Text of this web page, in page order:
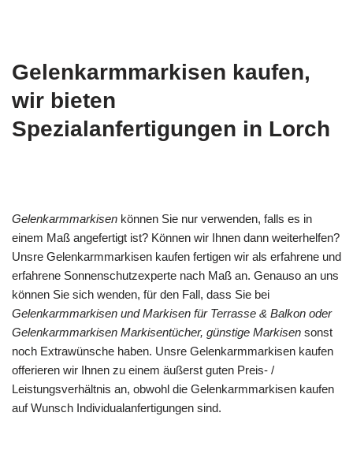
Gelenkarmmarkisen kaufen,
wir bieten
Spezialanfertigungen in Lorch
Gelenkarmmarkisen können Sie nur verwenden, falls es in
einem Maß angefertigt ist? Können wir Ihnen dann weiterhelfen?
Unsre Gelenkarmmarkisen kaufen fertigen wir als erfahrene und
erfahrene Sonnenschutzexperte nach Maß an. Genauso an uns
können Sie sich wenden, für den Fall, dass Sie bei
Gelenkarmmarkisen und Markisen für Terrasse & Balkon oder
Gelenkarmmarkisen Markisentücher, günstige Markisen sonst
noch Extrawünsche haben. Unsre Gelenkarmmarkisen kaufen
offerieren wir Ihnen zu einem äußerst guten Preis- /
Leistungsverhältnis an, obwohl die Gelenkarmmarkisen kaufen
auf Wunsch Individualanfertigungen sind.